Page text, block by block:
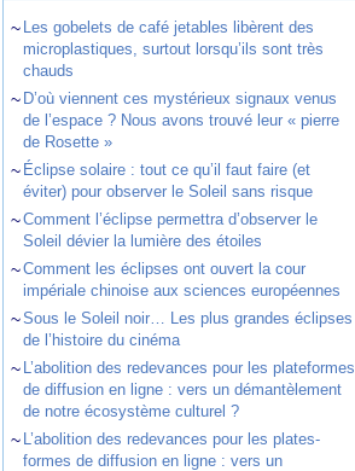
~ Les gobelets de café jetables libèrent des
microplastiques, surtout lorsqu’ils sont très
chauds
~ D’où viennent ces mystérieux signaux venus
de l’espace ? Nous avons trouvé leur « pierre
de Rosette »
~ Éclipse solaire : tout ce qu’il faut faire (et
éviter) pour observer le Soleil sans risque
~Comment l’éclipse permettra d’observer le
Soleil dévier la lumière des étoiles
~Comment les éclipses ont ouvert la cour
impériale chinoise aux sciences européennes
~Sous le Soleil noir… Les plus grandes éclipses
de l’histoire du cinéma
~ L’abolition des redevances pour les plateformes
de diffusion en ligne : vers un démantèlement
de notre écosystème culturel ?
~ L’abolition des redevances pour les plates-
formes de diffusion en ligne : vers un